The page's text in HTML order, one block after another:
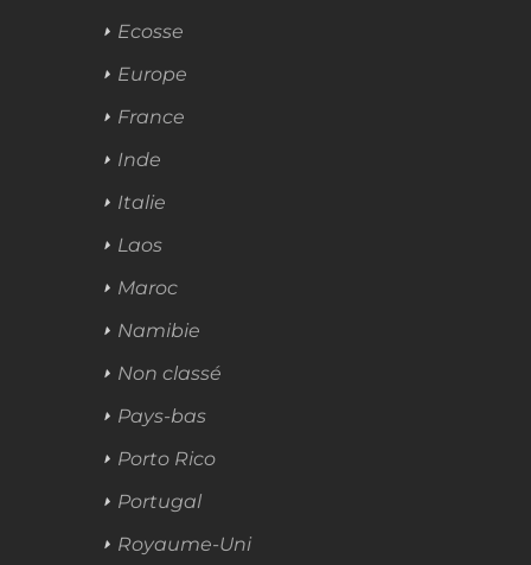
Ecosse
Europe
France
Inde
Italie
Laos
Maroc
Namibie
Non classé
Pays-bas
Porto Rico
Portugal
Royaume-Uni